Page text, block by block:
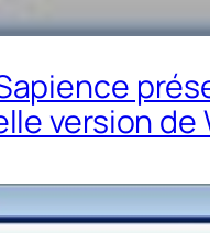
version de